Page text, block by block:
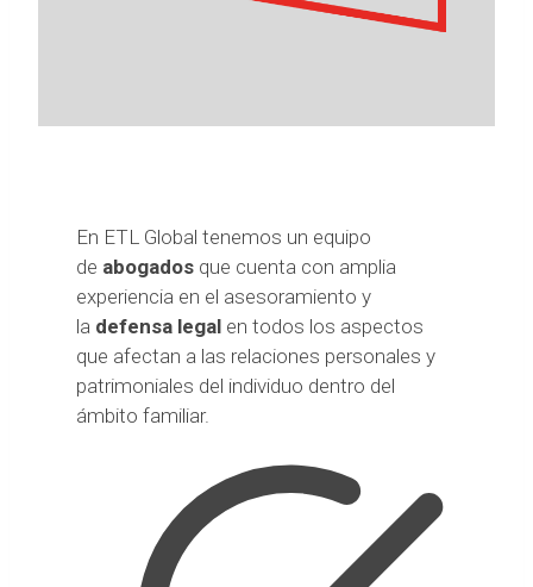
En ETL Global tenemos un equipo
de abogados que cuenta con amplia
experiencia en el asesoramiento y
la defensa legal en todos los aspectos
que afectan a las relaciones personales y
patrimoniales del individuo dentro del
ámbito familiar.